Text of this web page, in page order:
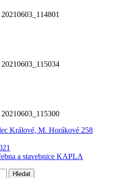
20210603_114801
20210603_115034
20210603_115300
Králové, M. Horákové 258
a stavebnice KAPLA
Hledat